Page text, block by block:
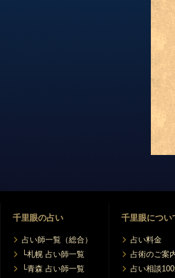
千里眼の占い
占い師一覧（総合）
└札幌 占い師一覧
└青森 占い師一覧
千里眼につい
占い料金
占術のご案
占い相談